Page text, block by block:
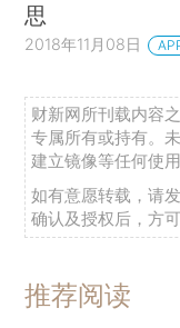
思
2018年11月08日
财新网所刊载内容
专属所有或持有。
建立镜像等任何使用
如有意愿转载，请
确认及授权后，方可
推荐阅读